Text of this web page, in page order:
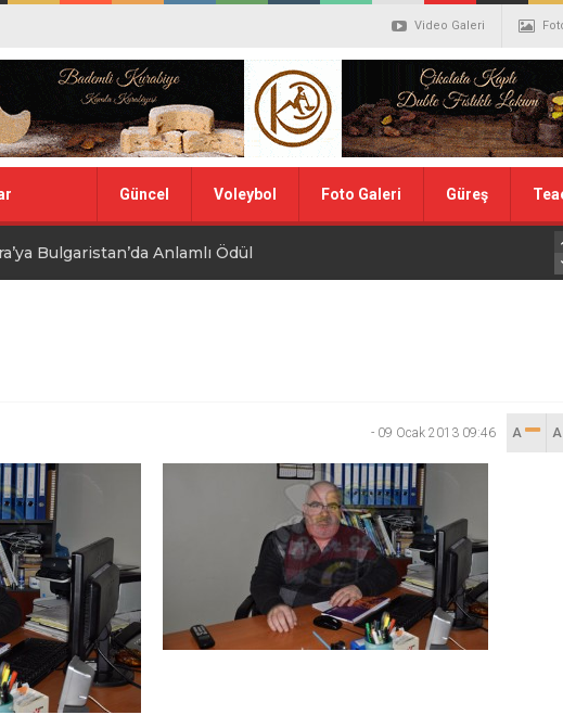
Video Galeri
Güncel Voleybol Foto Galeri Güreş
Bulgaristan’da Anlamlı Ödül
İÇİ İDDİALIYIZ
Acı Günü
KADIN MİLLİ TAKIMINA TEŞEKKÜR
Kayıp
beklerken Hakk’a yürüdü
Pele Mehmet’i kaybettik
- 09 Ocak 2013 09:46 A